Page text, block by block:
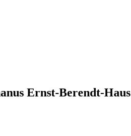
Ernst-Berendt-Haus